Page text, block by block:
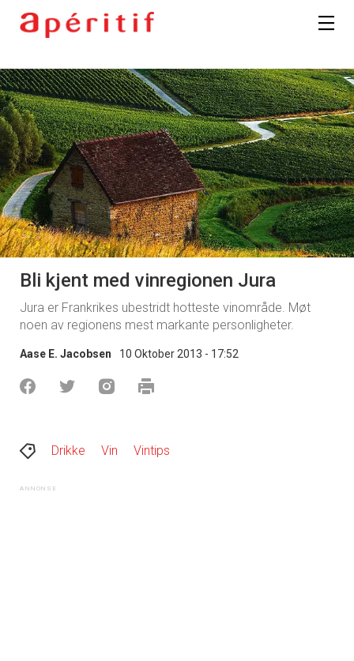
Bli kjent med vinregionen Jura
Jura er Frankrikes ubestridt hotteste vinområde. Møt
noen av regionens mest markante personligheter.
Aase E. Jacobsen 10 Oktober 2013 - 17:52
Drikke Vin Vintips